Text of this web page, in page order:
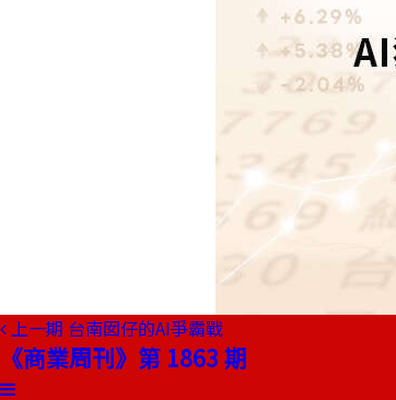
上一期 台南囡仔的AI爭霸戰
《商業周刊》第 1863 期